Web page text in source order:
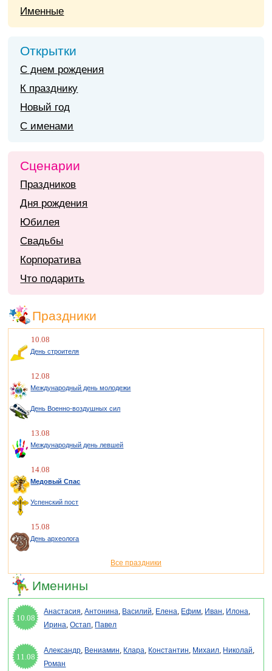
Именные
Открытки
С днем рождения
К празднику
Новый год
С именами
Сценарии
Праздников
Дня рождения
Юбилея
Свадьбы
Корпоратива
Что подарить
Праздники
10.08
День строителя
12.08
Международный день молодежи
День Военно-воздушных сил
13.08
Международный день левшей
14.08
Медовый Спас
Успенский пост
15.08
День археолога
Все праздники
Именины
10.08
Анастасия,Антонина, Василий, Елена, Ефим, Иван, Илона,
Ирина,Остап, Павел
11.08
Александр, Вениамин, Клара, Константин, Михаил, Николай,
Роман